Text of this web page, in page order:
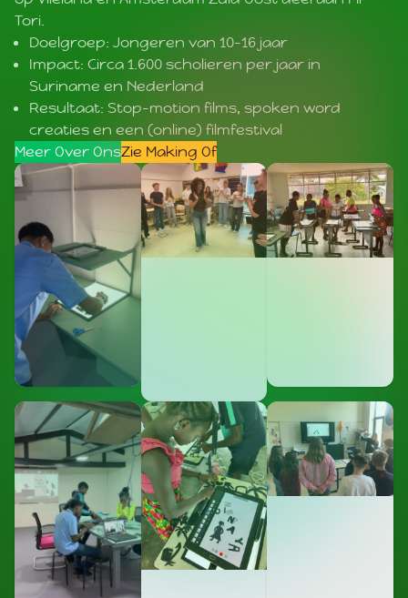
Tori.
Doelgroep: Jongeren van 10-16 jaar
Impact: Circa 1.600 scholieren per jaar in
Suriname en Nederland
Resultaat: Stop-motion films, spoken word
creaties en een (online) filmfestival
Meer Over OnsZie Making Of